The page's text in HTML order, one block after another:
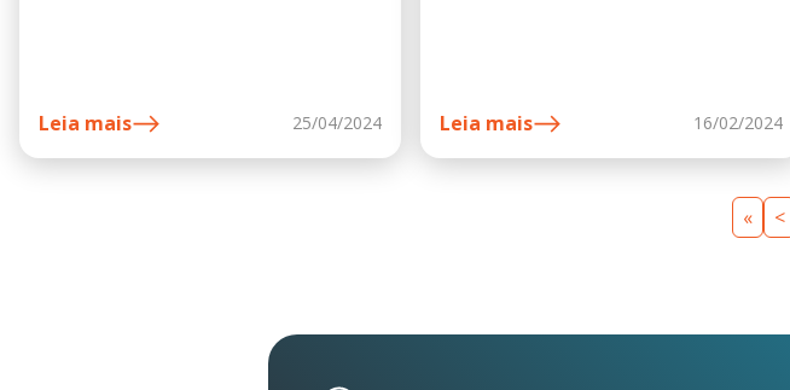
Leia mais 25/04/2024 Leia mais 16/02/2024
« <